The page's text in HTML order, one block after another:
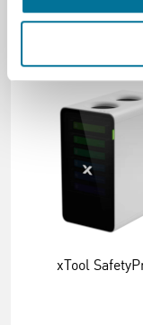
xTool